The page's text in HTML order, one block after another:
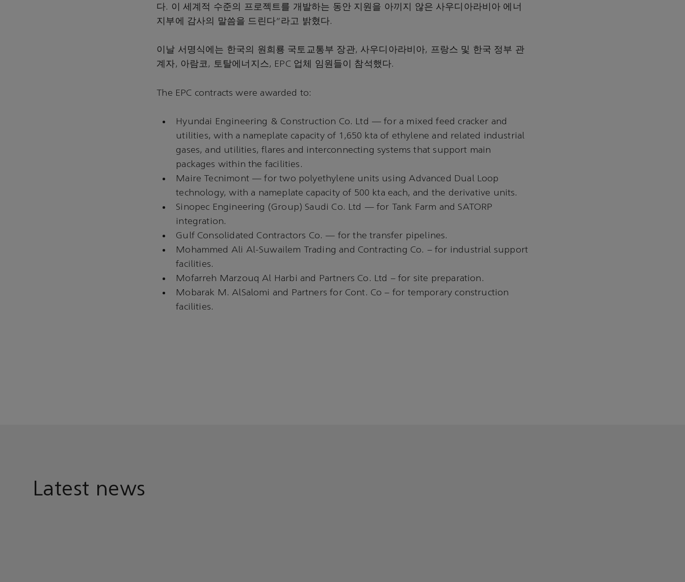
다. 이 세계적 수준의 프로젝트를 개발하는 동안 지원을 아끼지 않은 사우디아라비아 에너
지부에 감사의 말씀을 드린다"라고 밝혔다.
이날 서명식에는 한국의 원희룡 국토교통부 장관, 사우디아라비아, 프랑스 및 한국 정부 관
계자, 아람코, 토탈에너지스, EPC 업체 임원들이 참석했다.
The EPC contracts were awarded to:
Hyundai Engineering & Construction Co. Ltd — for a mixed feed cracker and
utilities, with a nameplate capacity of 1,650 kta of ethylene and related industrial
gases, and utilities, flares and interconnecting systems that support main
packages within the facilities.
Maire Tecnimont — for two polyethylene units using Advanced Dual Loop
technology, with a nameplate capacity of 500 kta each, and the derivative units.
Sinopec Engineering (Group) Saudi Co. Ltd — for Tank Farm and SATORP
integration.
Gulf Consolidated Contractors Co. — for the transfer pipelines.
Mohammed Ali Al-Suwailem Trading and Contracting Co. – for industrial support
facilities.
Mofarreh Marzouq Al Harbi and Partners Co. Ltd – for site preparation.
Mobarak M. AlSalomi and Partners for Cont. Co – for temporary construction
facilities.
Latest news